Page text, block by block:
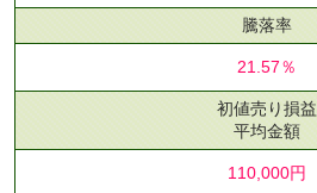
騰落率
21.57％
初値売り損益
平均金額
110,000円